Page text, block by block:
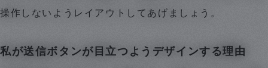
操作しないようレイアウトしてあげましょう。
私が送信ボタンが目立つようデザインする理由